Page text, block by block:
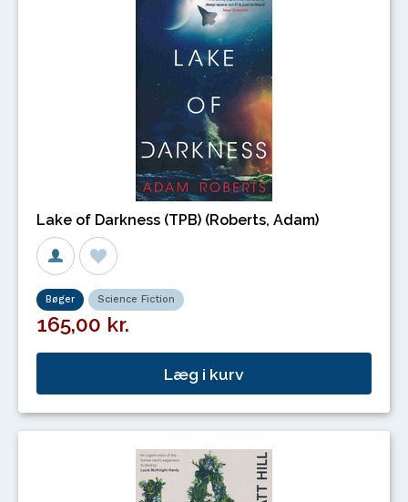
Lake of Darkness (TPB) (Roberts, Adam)
Bøger Science Fiction
165,00 kr.
Læg i kurv